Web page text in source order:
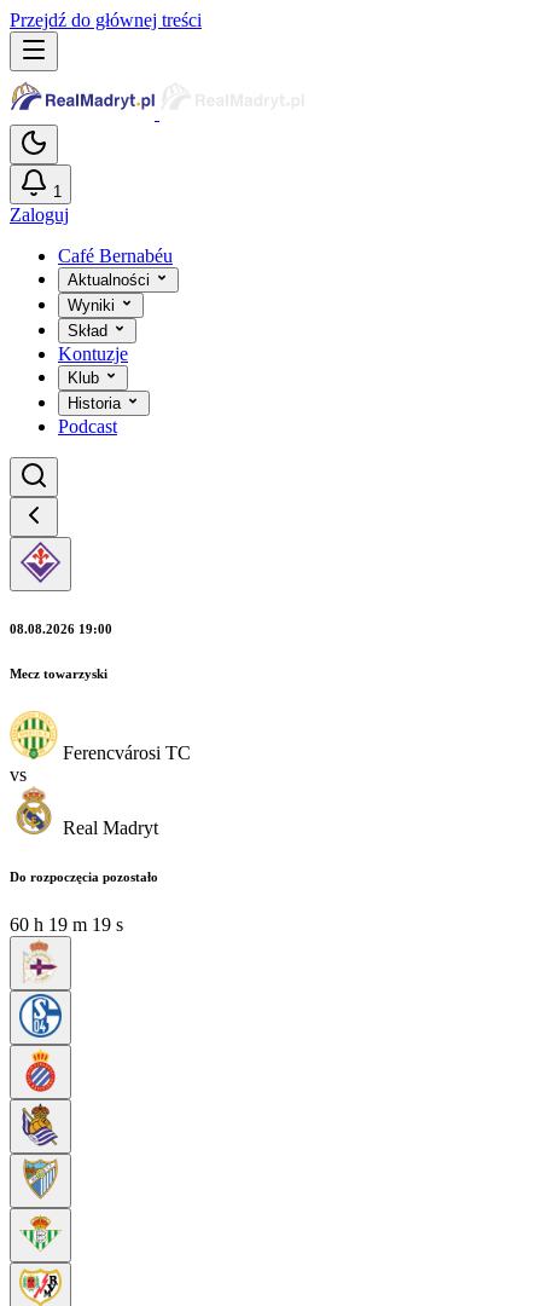
Przejdź do głównej treści
1
Zaloguj
Café Bernabéu
Aktualności
Wyniki
Skład
Kontuzje
Klub
Historia
Podcast
08.08.2026 19:00
Mecz towarzyski
Ferencvárosi TC
vs
Real Madryt
Do rozpoczęcia pozostało
60 h 19 m 17 s